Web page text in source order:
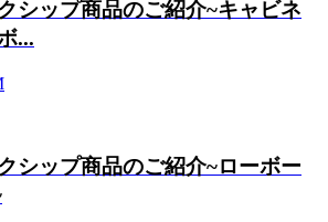
シップ商品のご紹介~キャビネ
...
シップ商品のご紹介~ローボー